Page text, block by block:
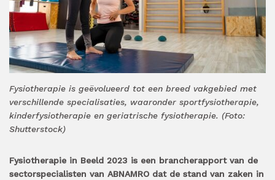
Fysiotherapie is geëvolueerd tot een breed vakgebied met
verschillende specialisaties, waaronder sportfysiotherapie,
kinderfysiotherapie en geriatrische fysiotherapie. (Foto:
Shutterstock)
Fysiotherapie in Beeld 2023 is een brancherapport van de
sectorspecialisten van ABNAMRO dat de stand van zaken in